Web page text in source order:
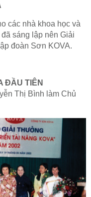
các nhà khoa học và
sáng lập nên Giải
đoàn Sơn KOVA.
ĐẦU TIÊN
Thị Bình làm Chủ